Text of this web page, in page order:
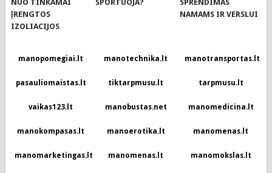
NUO TINKAMAI
ĮRENGTOS
IZOLIACIJOS
SPORTUOJA?
SPRENDIMAS
NAMAMS IR VERSLUI
manopomegiai.lt manotechnika.lt manotransportas.lt
pasauliomaistas.lt tiktarpmusu.lt tarpmusu.lt
vaikas123.lt manobustas.net manomedicina.lt
manokompasas.lt manoerotika.lt manomenas.lt
manomarketingas.lt manomenas.lt manomokslas.lt